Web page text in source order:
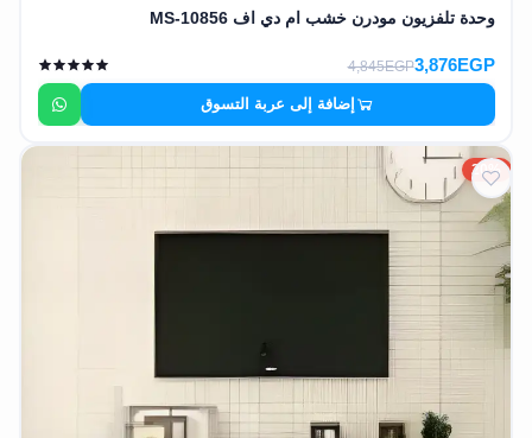
وحدة تلفزيون مودرن خشب ام دي اف MS-10856
3,876EGP
4,845EGP
إضافة إلى عربة التسوق
20%